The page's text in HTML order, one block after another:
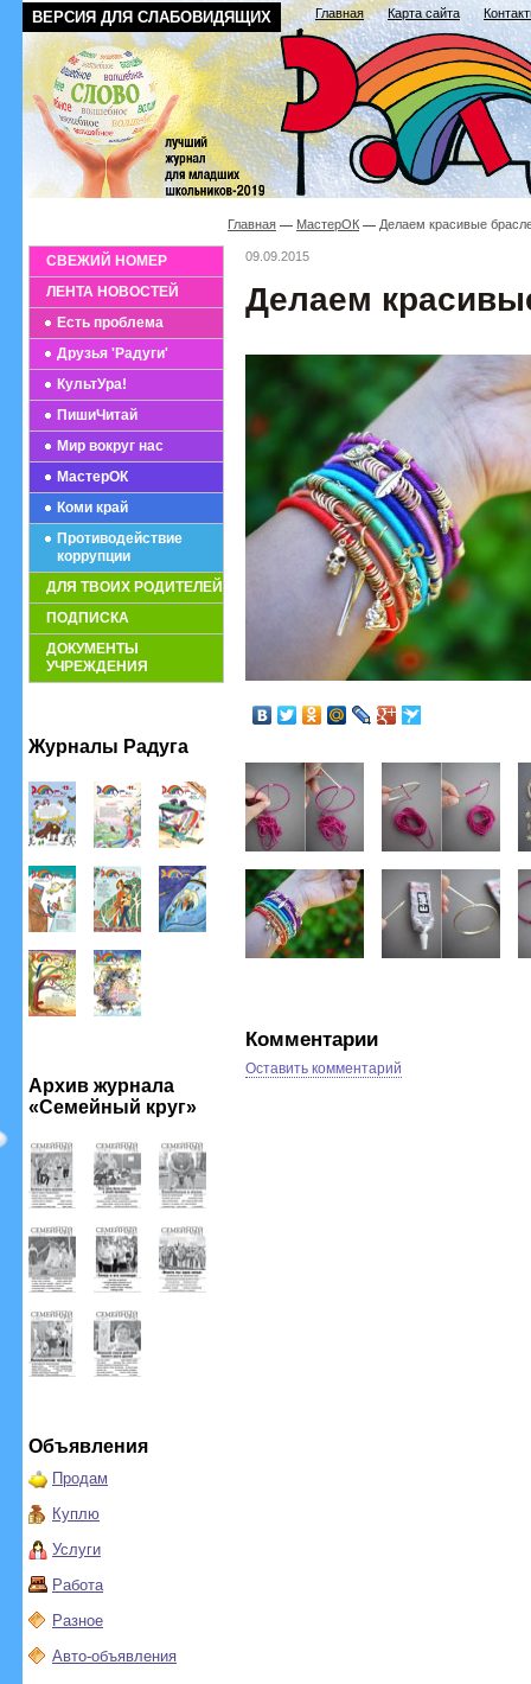
ВЕРСИЯ ДЛЯ СЛАБОВИДЯЩИХ Главная Карта сайта
СВЕЖИЙ НОМЕР
ЛЕНТА НОВОСТЕЙ
Есть проблема
Друзья 'Радуги'
КультУра!
ПишиЧитай
Мир вокруг нас
МастерОК
Коми край
Противодействие
коррупции
ДЛЯ ТВОИХ РОДИТЕЛЕЙ
ПОДПИСКА
ДОКУМЕНТЫ
УЧРЕЖДЕНИЯ
Журналы Радуга
Архив журнала
«Семейный круг»
Объявления
Продам
Куплю
Услуги
Работа
Разное
Авто-объявления
Главная МастерОК Делаем красивые
09.09.2015
Делаем
Комментарии
Оставить комментарий